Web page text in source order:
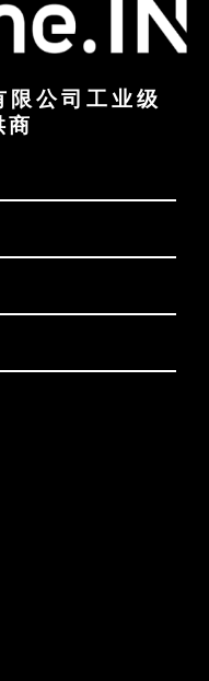
公司工业级
商